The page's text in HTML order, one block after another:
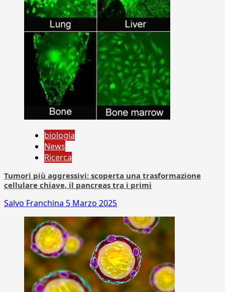
biologia
News
Ricerca
Tumori più aggressivi: scoperta una trasformazione
cellulare chiave, il pancreas tra i primi
Salvo Franchina 5 Marzo 2025